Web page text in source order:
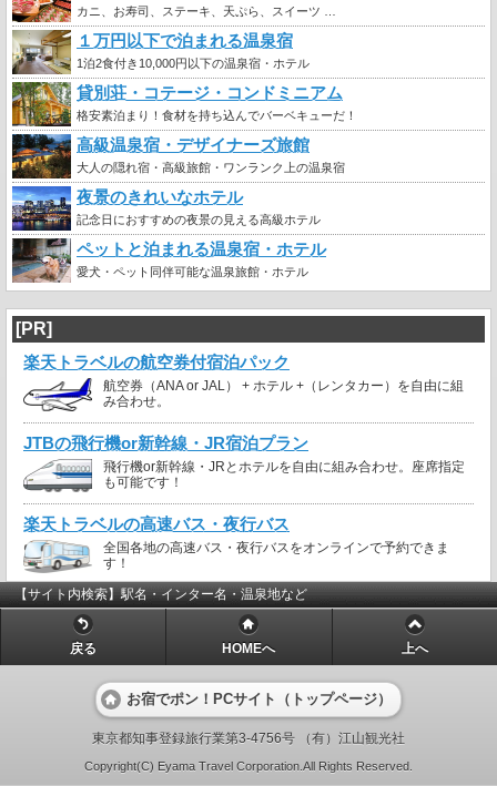
カニ、お寿司、ステーキ、天ぷら、スイーツ …
１万円以下で泊まれる温泉宿
1泊2食付き10,000円以下の温泉宿・ホテル
貸別荘・コテージ・コンドミニアム
格安素泊まり！食材を持ち込んでバーベキューだ！
高級温泉宿・デザイナーズ旅館
大人の隠れ宿・高級旅館・ワンランク上の温泉宿
夜景のきれいなホテル
記念日におすすめの夜景の見える高級ホテル
ペットと泊まれる温泉宿・ホテル
愛犬・ペット同伴可能な温泉旅館・ホテル
[PR]
楽天トラベルの航空券付宿泊パック
航空券（ANA or JAL） + ホテル +（レンタカー）を自由に組
み合わせ。
JTBの飛行機or新幹線・JR宿泊プラン
飛行機or新幹線・JRとホテルを自由に組み合わせ。座席指定
も可能です！
楽天トラベルの高速バス・夜行バス
全国各地の高速バス・夜行バスをオンラインで予約できま
す！
【サイト内検索】駅名・インター名・温泉地など
戻る HOMEへ 上へ
お宿でポン！PCサイト（トップページ）
東京都知事登録旅行業第3-4756号 （有）江山観光社
Copyright(C) Eyama Travel Corporation.All Rights Reserved.